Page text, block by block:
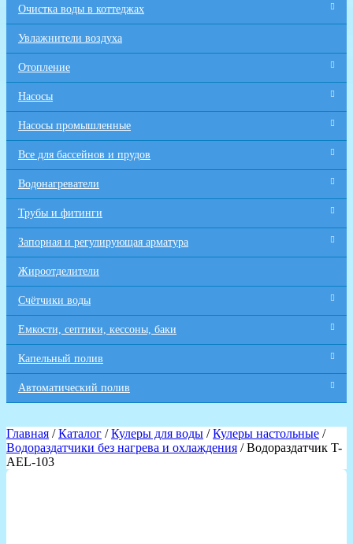
Очистка воды в коттеджах
Увлажнители воздуха
Отопление
Насосы
Насосы промышленные
Все для бaссейнов и прудов
Водонагреватели
Трубы и фитинги
Запорная и регулирующая арматура
Жироотделители
Счётчики воды
Емкости, септики, кессоны, баки
Капельный полив
Автоматический полив
Главная /Каталог /Кулеры для воды /Кулеры настольные /
Водораздатчики без нагрева и охлаждения / Водораздатчик T-
AEL-103